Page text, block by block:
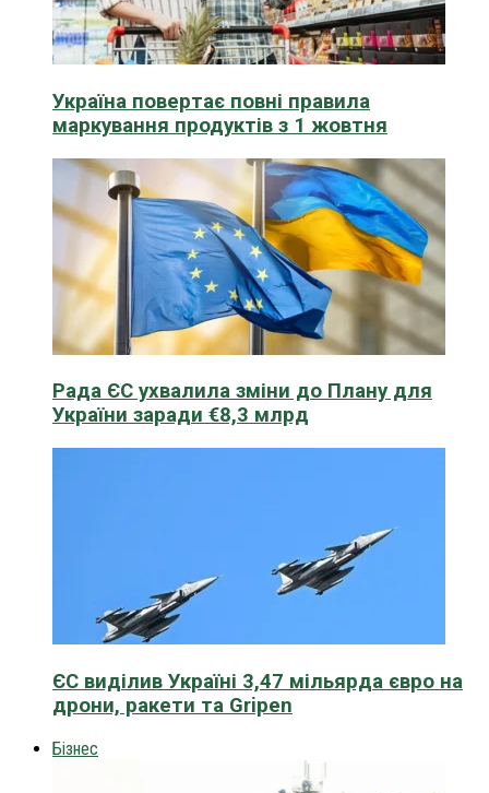
Україна повертає повні правила
маркування продуктів з 1 жовтня
Рада ЄС ухвалила зміни до Плану для
України заради €8,3 млрд
ЄС виділив Україні 3,47 мільярда євро на
дрони, ракети та Gripen
Бізнес